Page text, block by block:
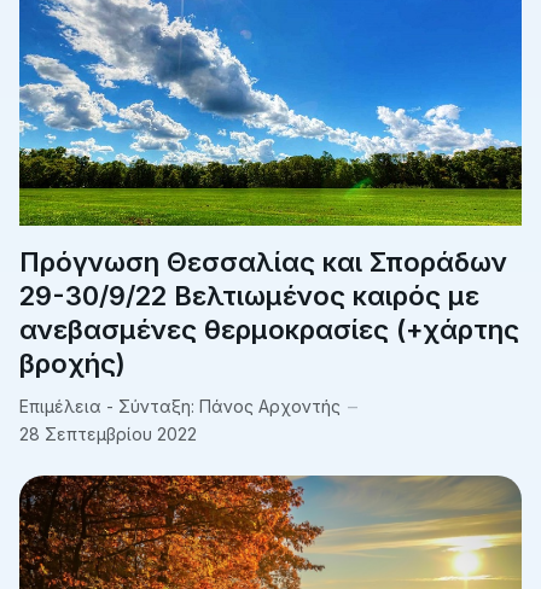
Πρόγνωση Θεσσαλίας και Σποράδων
29-30/9/22 Βελτιωμένος καιρός με
ανεβασμένες θερμοκρασίες (+χάρτης
βροχής)
Επιμέλεια - Σύνταξη: Πάνος Αρχοντής
28 Σεπτεμβρίου 2022